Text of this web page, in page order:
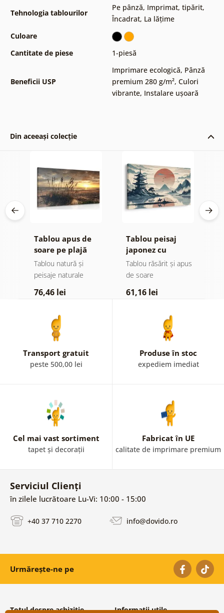
Tehnologia tablourilor
Pe pânză, Imprimat, tipărit,
Încadrat, La lățime
Culoare
Cantitate de piese
1-piesă
Beneficii USP
Imprimare ecologică, Pânză
premium 280 g/m², Culori
vibrante, Instalare ușoară
Din aceeași colecție
Tablou apus de
soare pe plajă
Tablou natură și
peisaje naturale
76,46 lei
Tablou peisaj
japonez cu
călăreț
Tablou răsărit și apus
de soare
61,16 lei
Transport gratuit
peste 500,00 lei
Produse în stoc
expediem imediat
Cel mai vast sortiment
tapet și decorații
Fabricat în UE
calitate de imprimare premium
Serviciul Clienți
în zilele lucrătoare Lu-Vi: 10:00 - 15:00
+40 37 710 2270 info@dovido.ro
Urmărește-ne pe
Totul despre achiziție Informații utile